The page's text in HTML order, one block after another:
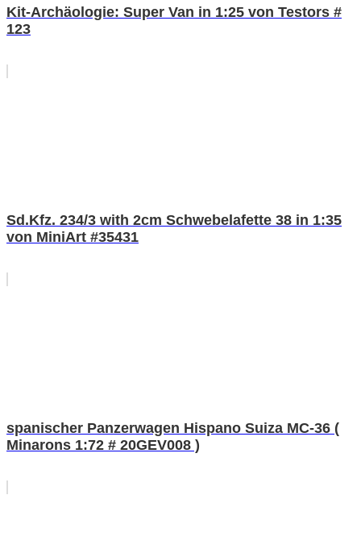
Kit-Archäologie: Super Van in 1:25 von Testors #
123
Sd.Kfz. 234/3 with 2cm Schwebelafette 38 in 1:35
von MiniArt #35431
spanischer Panzerwagen Hispano Suiza MC-36 (
Minarons 1:72 # 20GEV008 )